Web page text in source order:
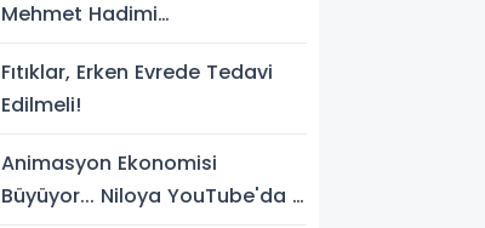
Mehmet Hadimi
temsilcisi olarak atadı!
Fıtıklar, Erken Evrede Tedavi
Edilmeli!
Animasyon Ekonomisi
Büyüyor... Niloya YouTube'da 7